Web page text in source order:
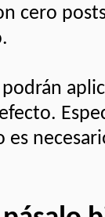
cero
es